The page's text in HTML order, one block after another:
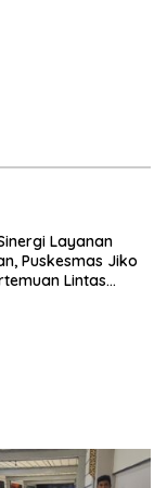
Layanan
Puskesmas Jiko
Lintas